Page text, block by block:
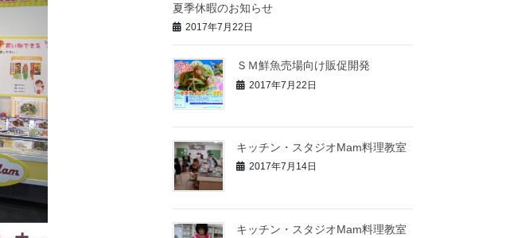
夏季休暇のお知らせ
2017年7月22日
ＳＭ鮮魚売場向け販促開発
2017年7月22日
キッチン・スタジオMam料理教室
2017年7月14日
キッチン・スタジオMam料理教室